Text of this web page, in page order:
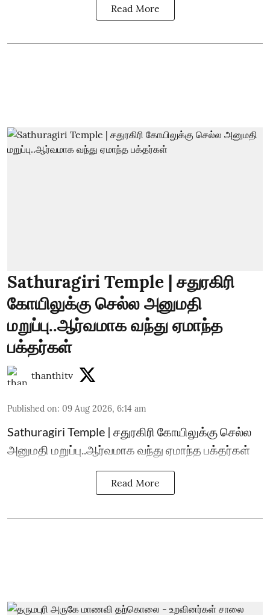
Read More
Sathuragiri Temple | சதுரகிரி
கோயிலுக்கு செல்ல அனுமதி
மறுப்பு..ஆர்வமாக வந்து ஏமாந்த
பக்தர்கள்
thanthitv
Published on: 09 Aug 2026, 6:14 am
Sathuragiri Temple | சதுரகிரி கோயிலுக்கு செல்ல
அனுமதி மறுப்பு..ஆர்வமாக வந்து ஏமாந்த பக்தர்கள்
Read More